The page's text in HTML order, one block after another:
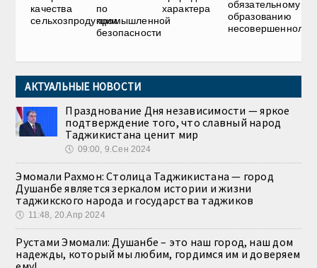
качества
сельхозпродукции
по
промышленной
безопасности
характера
обязательному
образованию
АКТУАЛЬНЫЕ НОВОСТИ
Празднование Дня независимости — яркое
подтверждение того, что славный народ
Таджикистана ценит мир
🕔 09:00, 9.Сен 2024
Эмомали Рахмон: Столица Таджикистана — город
Душанбе является зеркалом истории и жизни
таджикского народа и государства таджиков
🕔 11:48, 20.Апр 2024
Рустами Эмомали: Душанбе – это наш город, наш дом
надежды, который мы любим, гордимся им и доверяем